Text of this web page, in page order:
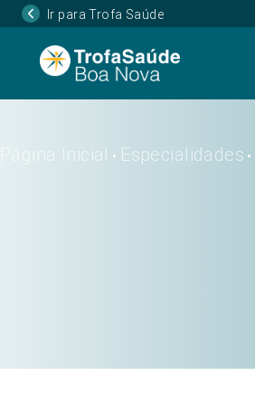
Ir para Trofa Saúde
Página Inicial • Especialidades •